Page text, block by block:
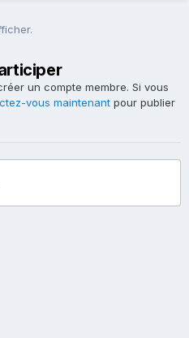
un compte membre. Si vous
vous maintenant pour publier